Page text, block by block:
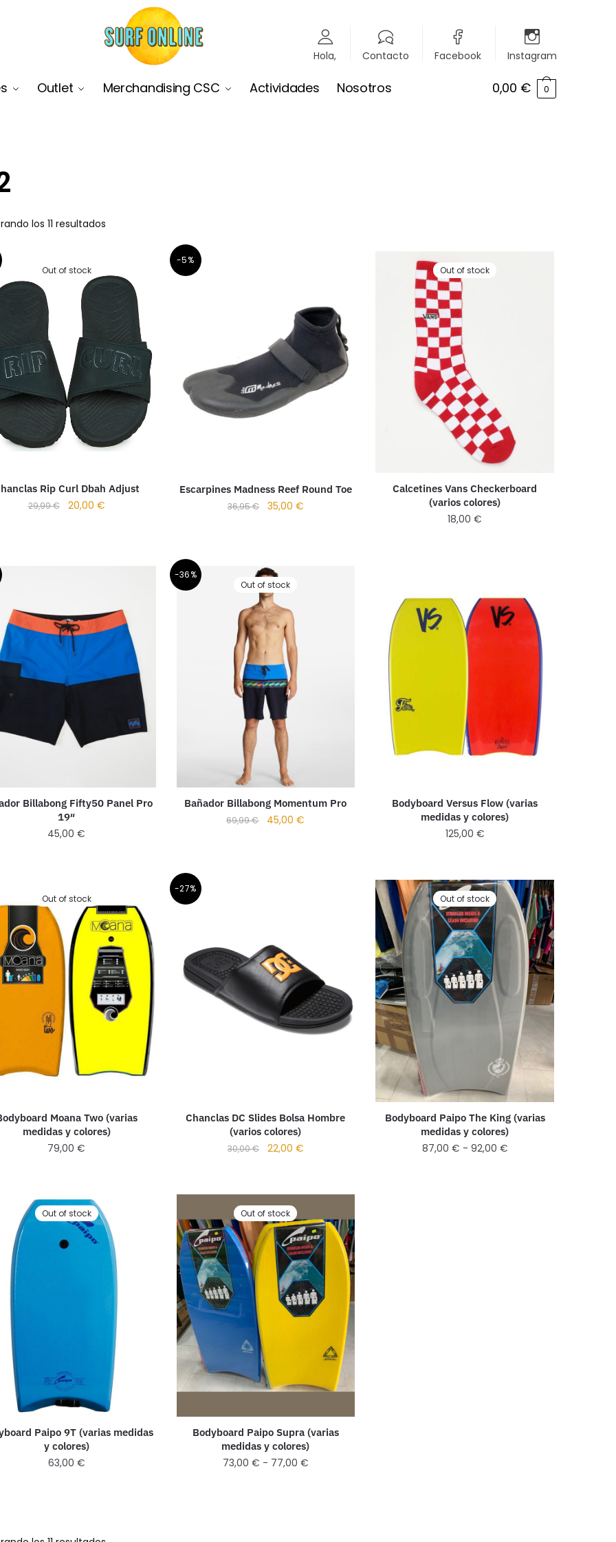
Hola, Contacto Facebook Instagram
Outlet Merchandising CSC Actividades Nosotros 0,00 € 0
los 11 resultados
Out of stock
Rip Curl Dbah Adjust
29,99€ 20,00 €
-5%
Escarpines Madness Reef Round Toe
36,95€ 35,00 €
Out of stock
Calcetines Vans Checkerboard
(varios colores)
18,00€
Billabong Fifty50 Panel Pro
19″
45,00€
-36%
Out of stock
Bañador Billabong Momentum Pro
69,99€ 45,00€
Bodyboard Versus Flow (varias
medidas y colores)
125,00 €
Out of stock
Moana Two (varias
medidas y colores)
79,00€
-27%
Chanclas DC Slides Bolsa Hombre
(varios colores)
30,00€ 22,00 €
Out of stock
Bodyboard Paipo The King (varias
medidas y colores)
87,00 € - 92,00 €
Out of stock
Paipo 9T (varias medidas
y colores)
63,00 €
Out of stock
Bodyboard Paipo Supra (varias
medidas y colores)
73,00 € - 77,00 €